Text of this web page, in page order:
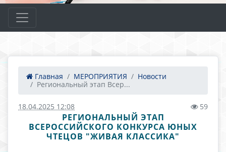
Главная МЕРОПРИЯТИЯ
Новости
Региональный этап Всер...
18.04.2025 12:08 59
РЕГИОНАЛЬНЫЙ ЭТАП
ВСЕРОССИЙСКОГО КОНКУРСА ЮНЫХ
ЧТЕЦОВ "ЖИВАЯ КЛАССИКА"